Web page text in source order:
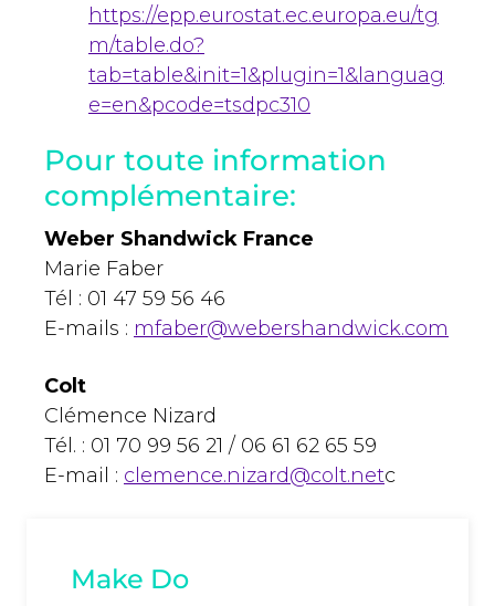
https://epp.eurostat.ec.europa.eu/tg
m/table.do?
tab=table&init=1&plugin=1&languag
e=en&pcode=tsdpc310
Pour toute information
complémentaire:
Weber Shandwick France
Marie Faber
Tél : 01 47 59 56 46
E-mails : mfaber@webershandwick.com
Colt
Clémence Nizard
Tél. : 01 70 99 56 21 / 06 61 62 65 59
E-mail : clemence.nizard@colt.netc
Make Do